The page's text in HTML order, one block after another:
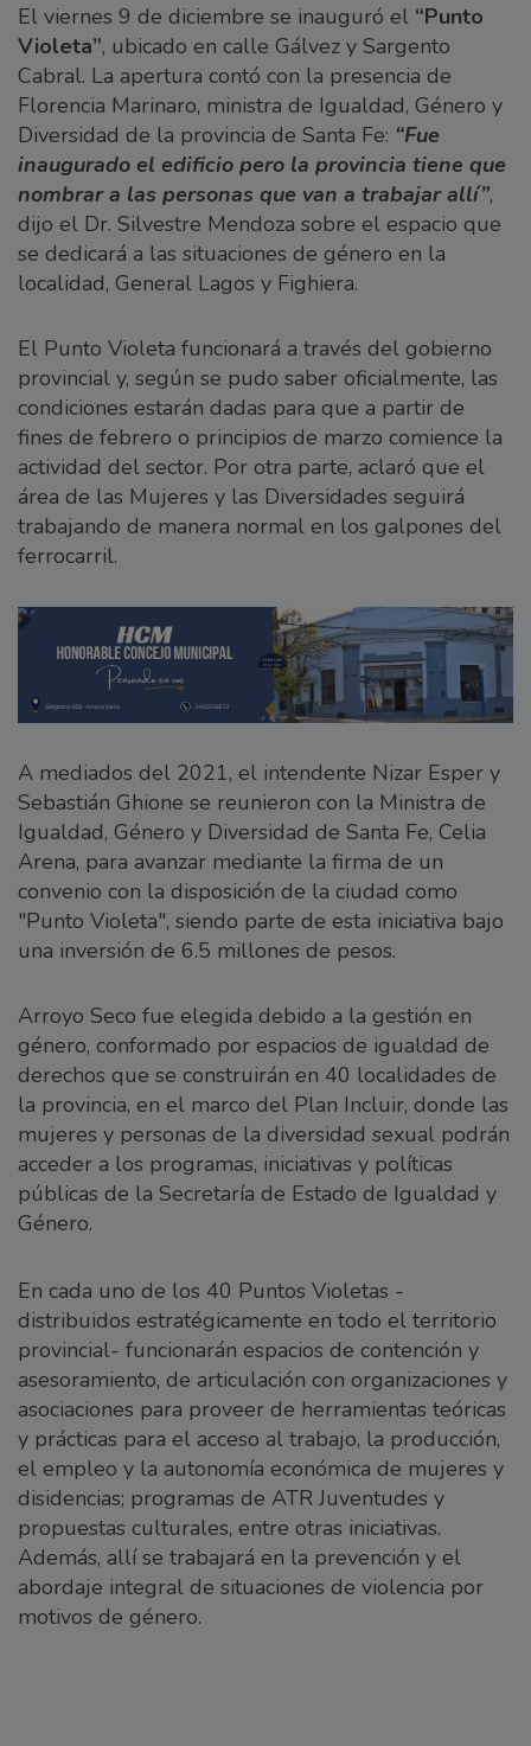
El viernes 9 de diciembre se inauguró el “Punto
Violeta”, ubicado en calle Gálvez y Sargento
Cabral. La apertura contó con la presencia de
Florencia Marinaro, ministra de Igualdad, Género y
Diversidad de la provincia de Santa Fe: “Fue
inaugurado el edificio pero la provincia tiene que
nombrar a las personas que van a trabajar allí”,
dijo el Dr. Silvestre Mendoza sobre el espacio que
se dedicará a las situaciones de género en la
localidad, General Lagos y Fighiera.
El Punto Violeta funcionará a través del gobierno
provincial y, según se pudo saber oficialmente, las
condiciones estarán dadas para que a partir de
fines de febrero o principios de marzo comience la
actividad del sector. Por otra parte, aclaró que el
área de las Mujeres y las Diversidades seguirá
trabajando de manera normal en los galpones del
ferrocarril.
A mediados del 2021, el intendente Nizar Esper y
Sebastián Ghione se reunieron con la Ministra de
Igualdad, Género y Diversidad de Santa Fe, Celia
Arena, para avanzar mediante la firma de un
convenio con la disposición de la ciudad como
"Punto Violeta", siendo parte de esta iniciativa bajo
una inversión de 6.5 millones de pesos.
Arroyo Seco fue elegida debido a la gestión en
género, conformado por espacios de igualdad de
derechos que se construirán en 40 localidades de
la provincia, en el marco del Plan Incluir, donde las
mujeres y personas de la diversidad sexual podrán
acceder a los programas, iniciativas y políticas
públicas de la Secretaría de Estado de Igualdad y
Género.
En cada uno de los 40 Puntos Violetas -
distribuidos estratégicamente en todo el territorio
provincial- funcionarán espacios de contención y
asesoramiento, de articulación con organizaciones y
asociaciones para proveer de herramientas teóricas
y prácticas para el acceso al trabajo, la producción,
el empleo y la autonomía económica de mujeres y
disidencias; programas de ATR Juventudes y
propuestas culturales, entre otras iniciativas.
Además, allí se trabajará en la prevención y el
abordaje integral de situaciones de violencia por
motivos de género.